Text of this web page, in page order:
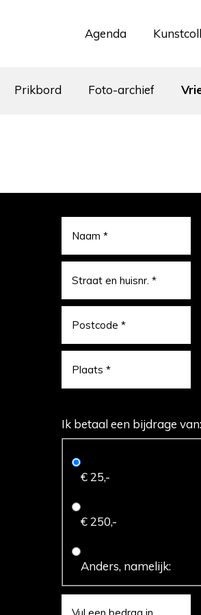
Agenda
Prikbord Foto-archief
Ik betaal een bijdrage van:
€ 25,-
€ 250,-
Anders, namelijk: